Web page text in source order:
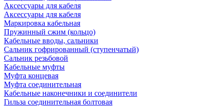
Аксессуары для кабеля
Аксессуары для кабеля
Маркировка кабельная
Пружинный сжим (кольцо)
Кабельные вводы, сальники
Сальник гофрированный (ступенчатый)
Сальник резьбовой
Кабельные муфты
Муфта концевая
Муфта соединительная
Кабельные наконечники и соединители
Гильза соединительная болтовая